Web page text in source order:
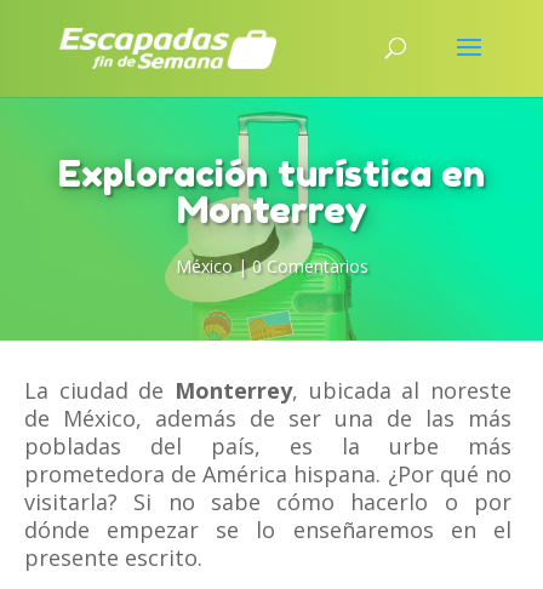
Exploración turística en
Monterrey
México|0 Comentarios
La ciudad de Monterrey, ubicada al noreste
de México, además de ser una de las más
pobladas del país, es la urbe más
prometedora de América hispana. ¿Por qué no
visitarla? Si no sabe cómo hacerlo o por
dónde empezar se lo enseñaremos en el
presente escrito.